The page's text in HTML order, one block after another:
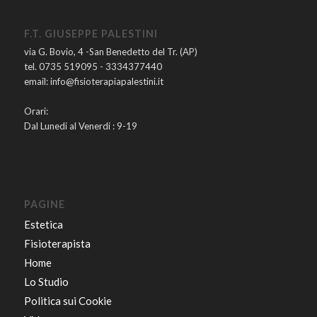
F.T. GIUSEPPE PALESTINI
via G. Bovio, 4 -San Benedetto del Tr. (AP)
tel. 0735 519095 - 3334377440
email: info@fisioterapiapalestini.it
Orari:
Dal Lunedi al Venerdi : 9-19
PAGINE
Estetica
Fisioterapista
Home
Lo Studio
Politica sui Cookie